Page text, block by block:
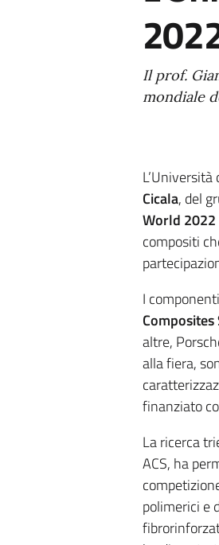
Il prof.
mondiale
Cicala, del
World 2022
compositi
I
Composites
altre,
alla fiera,
finanziato
La ricerca
ACS, ha
polimerici e